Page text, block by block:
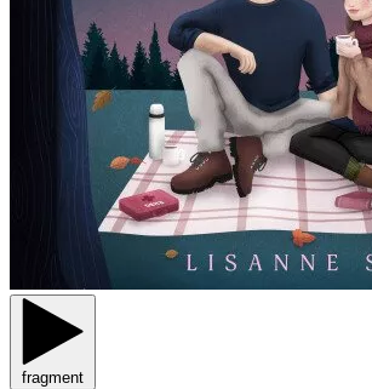
fragment